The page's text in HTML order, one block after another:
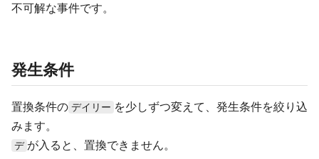
不可解な事件です。
発生条件
置換条件の デイリー を少しずつ変えて、発生条件を絞り込
みます。
デ が入ると、置換できません。